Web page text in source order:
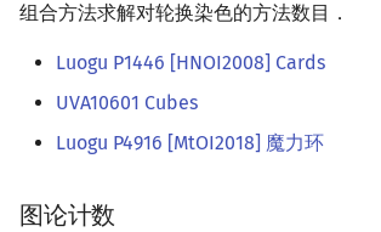
组合方法求解对轮换染色的方法数目．
Luogu P1446 [HNOI2008] Cards
UVA10601 Cubes
Luogu P4916 [MtOI2018] 魔力环
图论计数